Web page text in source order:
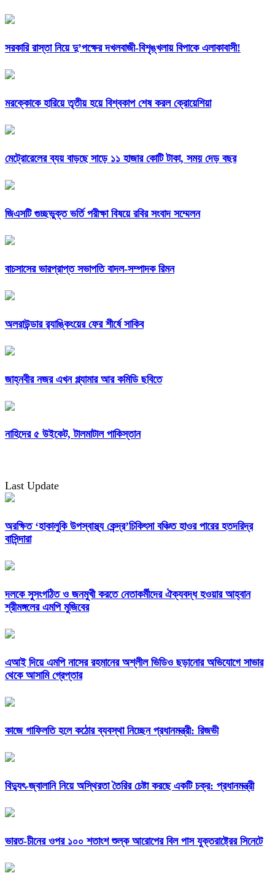
সরকারি রাস্তা নিয়ে দু’পক্ষের দখলবাজী-বিশৃঙ্খলায় বিপাকে এলাকাবাসী!
মরক্কোকে হারিয়ে তৃতীয় হয়ে বিশ্বকাপ শেষ করল ক্রোয়েশিয়া
মেট্রোরেলের ব্যয় বাড়ছে সাড়ে ১১ হাজার কোটি টাকা, সময় দেড় বছর
জিএসটি গুচ্ছভুক্ত ভর্তি পরীক্ষা বিষয়ে রবির সংবাদ সম্মেলন
বাচসাসের ভারপ্রাপ্ত সভাপতি বাদল-সম্পাদক রিমন
অলরাউন্ডার র‌্যাঙ্কিংয়ের ফের শীর্ষে সাকিব
জাহ্নবীর নজর এখন গ্ল্যামার আর কমিডি ছবিতে
নাহিদের ৫ উইকেট, টালমাটাল পাকিস্তান
Last Update
অরক্ষিত ‘হাকালুকি উপস্বাস্থ্য কেন্দ্র’চিকিৎসা বঞ্চিত হাওর পারের হতদরিদ্র
বাসিন্দারা
দলকে সুসংগঠিত ও জনমুখী করতে নেতাকর্মীদের ঐক্যবদ্ধ হওয়ার আহ্বান
শ্রীমঙ্গলের এমপি মুজিবের
এআই দিয়ে এমপি নাসের রহমানের অশ্লীল ভিডিও ছড়ানোর অভিযোগে সাভার
থেকে আসামি গ্রেপ্তার
কাজে গাফিলতি হলে কঠোর ব্যবস্থা নিচ্ছেন প্রধানমন্ত্রী: রিজভী
বিদ্যুৎ-জ্বালানি নিয়ে অস্থিরতা তৈরির চেষ্টা করছে একটি চক্র: প্রধানমন্ত্রী
ভারত-চীনের ওপর ১০০ শতাংশ শুল্ক আরোপের বিল পাস যুক্তরাষ্ট্রের সিনেটে